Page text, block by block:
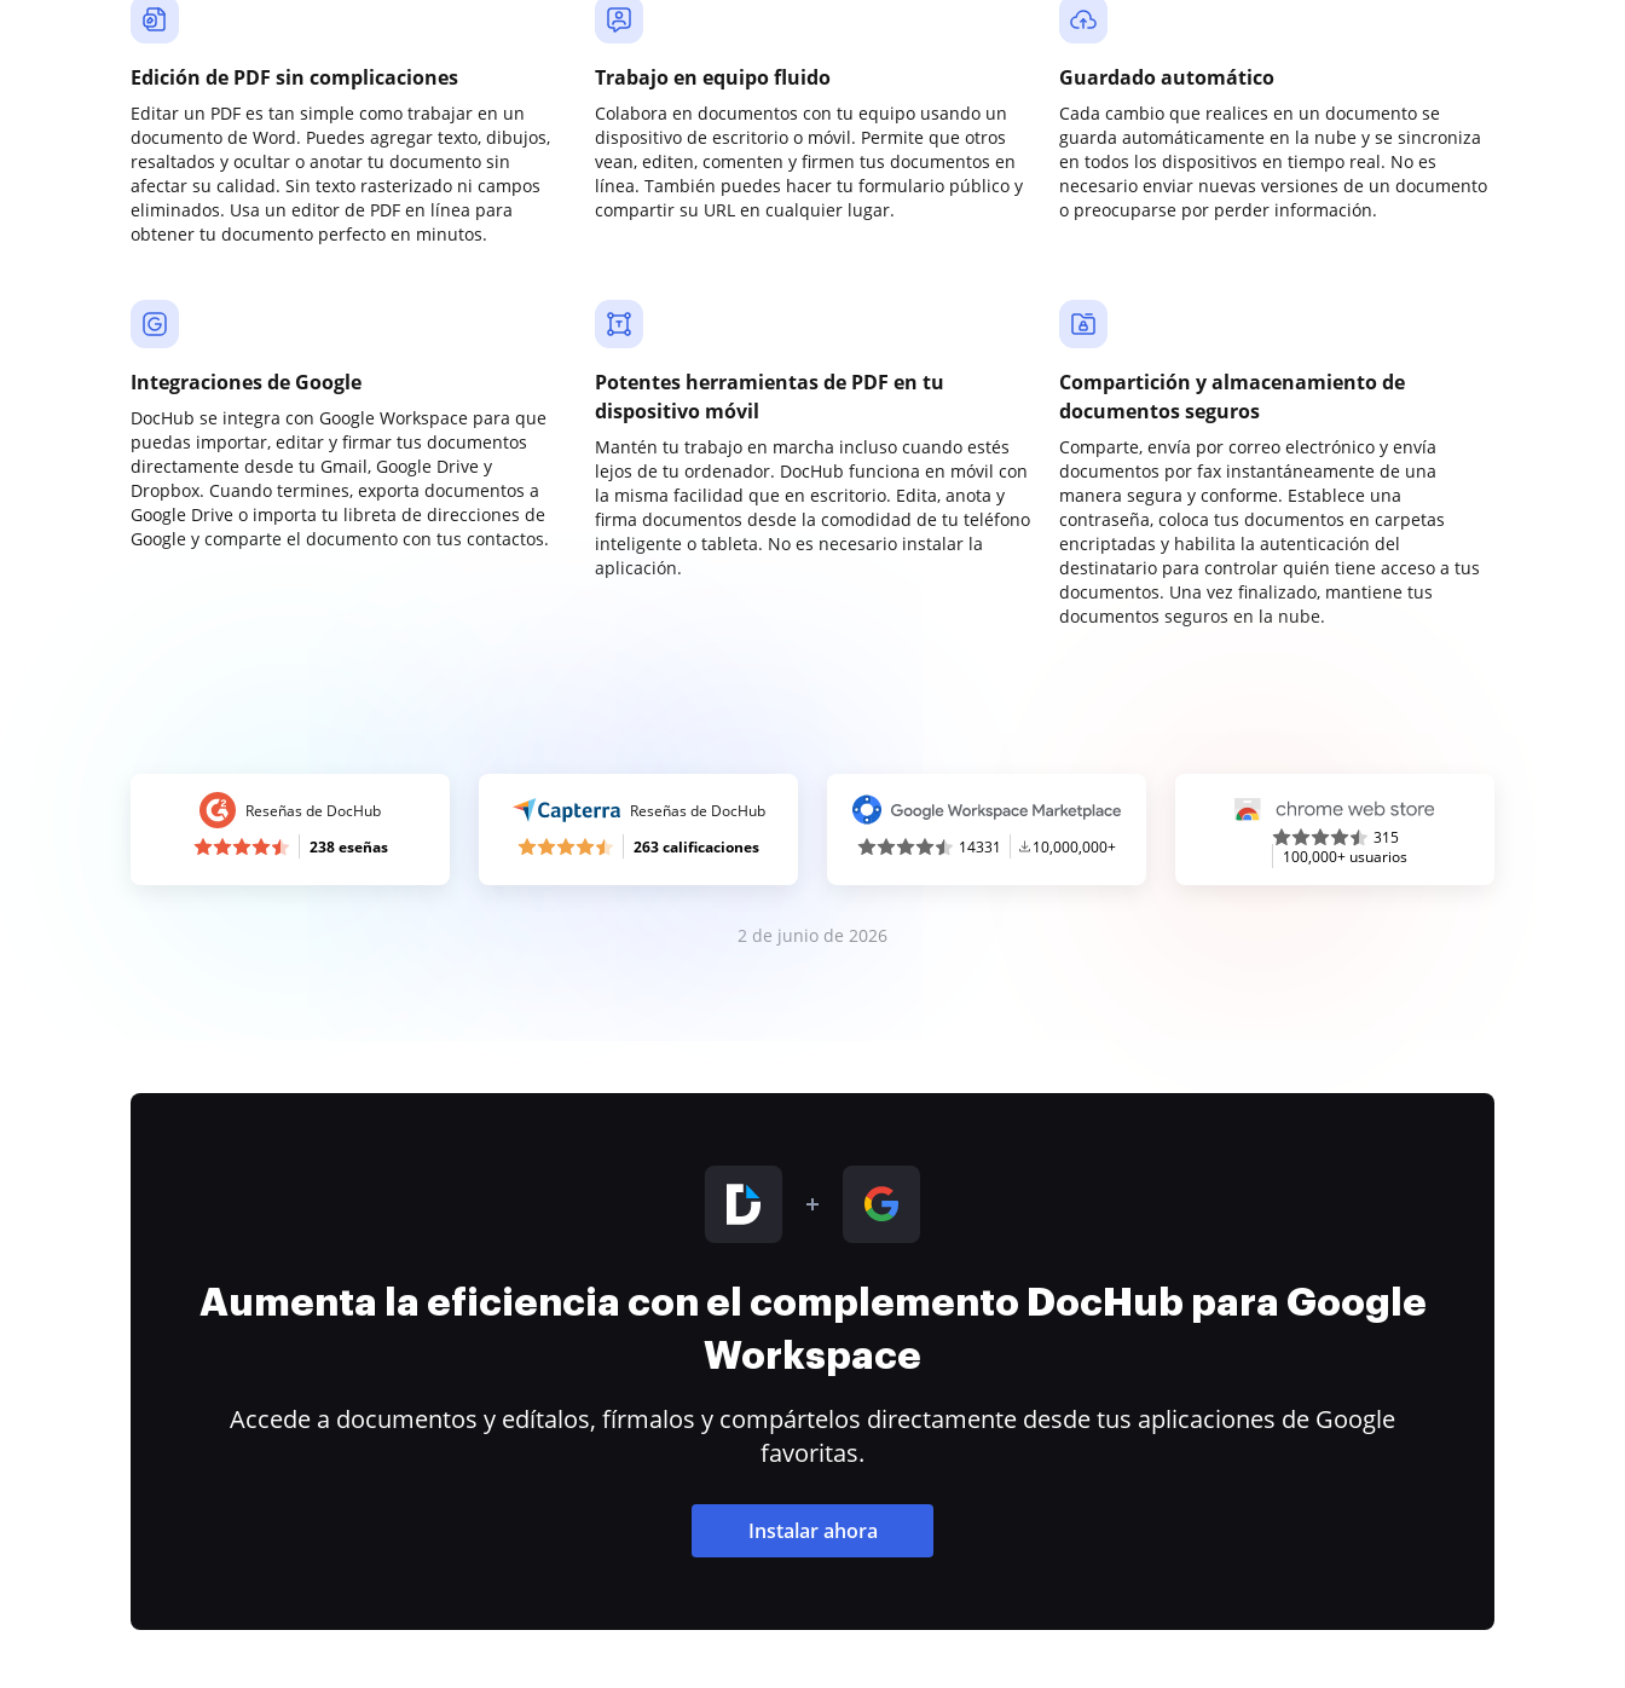
Edición de PDF sin complicaciones
Editar un PDF es tan simple como trabajar en un
documento de Word. Puedes agregar texto, dibujos,
resaltados y ocultar o anotar tu documento sin
afectar su calidad. Sin texto rasterizado ni campos
eliminados. Usa un editor de PDF en línea para
obtener tu documento perfecto en minutos.
Trabajo en equipo fluido
Colabora en documentos con tu equipo usando un
dispositivo de escritorio o móvil. Permite que otros
vean, editen, comenten y firmen tus documentos en
línea. También puedes hacer tu formulario público y
compartir su URL en cualquier lugar.
Guardado automático
Cada cambio que realices en un documento se
guarda automáticamente en la nube y se sincroniza
en todos los dispositivos en tiempo real. No es
necesario enviar nuevas versiones de un documento
o preocuparse por perder información.
Integraciones de Google
DocHub se integra con Google Workspace para que
puedas importar, editar y firmar tus documentos
directamente desde tu Gmail, Google Drive y
Dropbox. Cuando termines, exporta documentos a
Google Drive o importa tu libreta de direcciones de
Google y comparte el documento con tus contactos.
Potentes herramientas de PDF en tu
dispositivo móvil
Mantén tu trabajo en marcha incluso cuando estés
lejos de tu ordenador. DocHub funciona en móvil con
la misma facilidad que en escritorio. Edita, anota y
firma documentos desde la comodidad de tu teléfono
inteligente o tableta. No es necesario instalar la
aplicación.
Compartición y almacenamiento de
documentos seguros
Comparte, envía por correo electrónico y envía
documentos por fax instantáneamente de una
manera segura y conforme. Establece una
contraseña, coloca tus documentos en carpetas
encriptadas y habilita la autenticación del
destinatario para controlar quién tiene acceso a tus
documentos. Una vez finalizado, mantiene tus
documentos seguros en la nube.
Reseñas de DocHub
238 eseñas
Reseñas de DocHub
263 calificaciones
14331 10,000,000+
315
100,000+ usuarios
2 de junio de 2026
Aumenta la eficiencia con el complemento DocHub para Google
Workspace
Accede a documentos y edítalos, fírmalos y compártelos directamente desde tus aplicaciones de Google
favoritas.
Instalar ahora